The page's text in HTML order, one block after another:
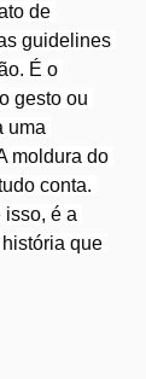
de
guidelines
É o
gesto ou
uma
moldura do
conta.
isso, é a
que